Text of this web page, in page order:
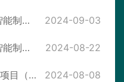
关于年产2GW太阳能组件智能制造项目环境影响报告表拟进行审查的公示 2024-09-03
关于年产2GW太阳能组件智能制造项目环境影响报告表受理情况公示 2024-08-22
关于建材混凝土搅拌站建设项目（年生产商品混凝土60万m³）环境影响报告表的批复 2024-08-08